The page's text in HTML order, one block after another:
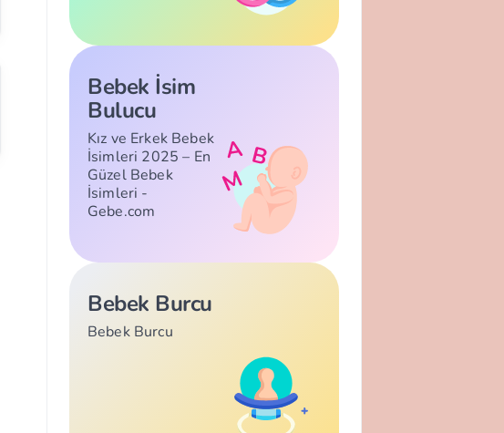
Bebek İsim
Bulucu
Kız ve Erkek Bebek
İsimleri 2025 – En
Güzel Bebek
İsimleri -
Gebe.com
Bebek Burcu
Bebek Burcu